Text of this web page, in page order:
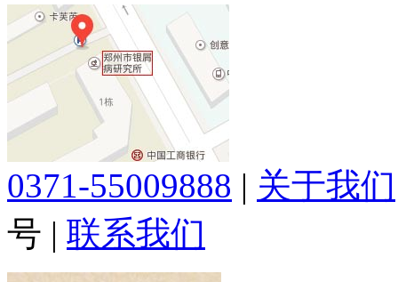
0371-55009888 | 关于我们
号 | 联系我们